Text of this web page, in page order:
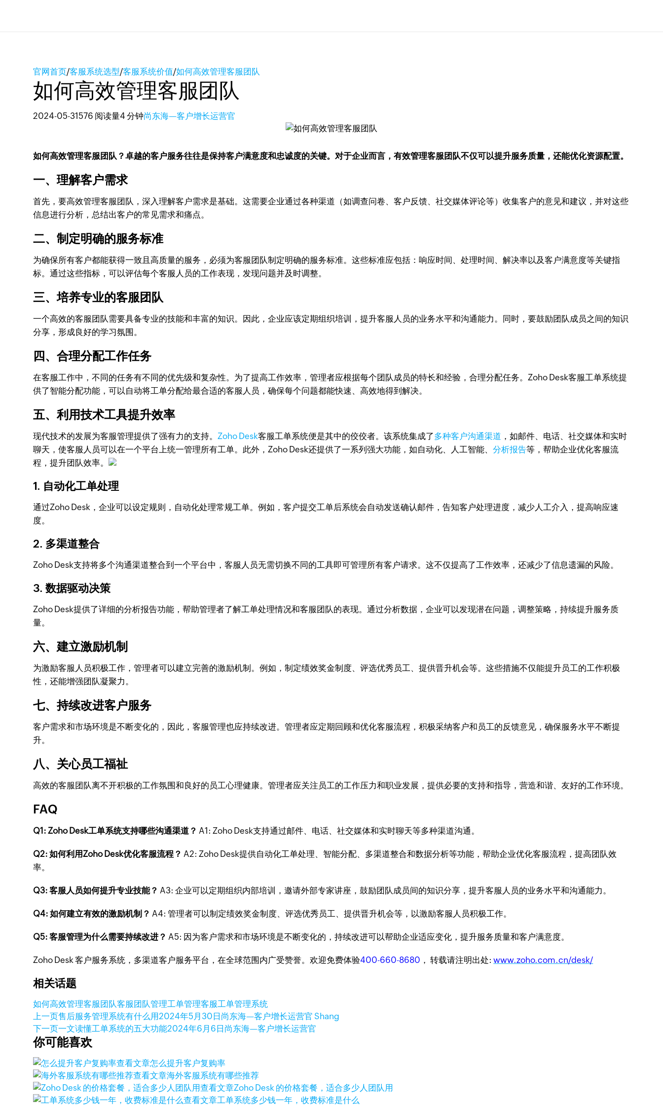
官网首页/客服系统选型/客服系统价值/如何高效管理客服团队
如何高效管理客服团队
2024-05-31 576 阅读量4 分钟尚东海—客户增长运营官
如何高效管理客服团队？卓越的客户服务往往是保持客户满意度和忠诚度的关键。对于企业而言，有效管理客服团队不仅可以提升服务质量，还能优化资源配置。
一、理解客户需求
首先，要高效管理客服团队，深入理解客户需求是基础。这需要企业通过各种渠道（如调查问卷、客户反馈、社交媒体评论等）收集客户的意见和建议，并对这些
信息进行分析，总结出客户的常见需求和痛点。
二、制定明确的服务标准
为确保所有客户都能获得一致且高质量的服务，必须为客服团队制定明确的服务标准。这些标准应包括：响应时间、处理时间、解决率以及客户满意度等关键指
标。通过这些指标，可以评估每个客服人员的工作表现，发现问题并及时调整。
三、培养专业的客服团队
一个高效的客服团队需要具备专业的技能和丰富的知识。因此，企业应该定期组织培训，提升客服人员的业务水平和沟通能力。同时，要鼓励团队成员之间的知识
分享，形成良好的学习氛围。
四、合理分配工作任务
在客服工作中，不同的任务有不同的优先级和复杂性。为了提高工作效率，管理者应根据每个团队成员的特长和经验，合理分配任务。Zoho Desk客服工单系统提
供了智能分配功能，可以自动将工单分配给最合适的客服人员，确保每个问题都能快速、高效地得到解决。
五、利用技术工具提升效率
现代技术的发展为客服管理提供了强有力的支持。Zoho Desk客服工单系统便是其中的佼佼者。该系统集成了多种客户沟通渠道 ，如邮件、电话、社交媒体和实时
聊天，使客服人员可以在一个平台上统一管理所有工单。此外，Zoho Desk还提供了一系列强大功能，如自动化、人工智能、分析报告等，帮助企业优化客服流
程，提升团队效率。
1. 自动化工单处理
通过Zoho Desk，企业可以设定规则，自动化处理常规工单。例如，客户提交工单后系统会自动发送确认邮件，告知客户处理进度，减少人工介入，提高响应速
度。
2. 多渠道整合
Zoho Desk支持将多个沟通渠道整合到一个平台中，客服人员无需切换不同的工具即可管理所有客户请求。这不仅提高了工作效率，还减少了信息遗漏的风险。
3. 数据驱动决策
Zoho Desk提供了详细的分析报告功能，帮助管理者了解工单处理情况和客服团队的表现。通过分析数据，企业可以发现潜在问题，调整策略，持续提升服务质
量。
六、建立激励机制
为激励客服人员积极工作，管理者可以建立完善的激励机制。例如，制定绩效奖金制度、评选优秀员工、提供晋升机会等。这些措施不仅能提升员工的工作积极
性，还能增强团队凝聚力。
七、持续改进客户服务
客户需求和市场环境是不断变化的，因此，客服管理也应持续改进。管理者应定期回顾和优化客服流程，积极采纳客户和员工的反馈意见，确保服务水平不断提
升。
八、关心员工福祉
高效的客服团队离不开积极的工作氛围和良好的员工心理健康。管理者应关注员工的工作压力和职业发展，提供必要的支持和指导，营造和谐、友好的工作环境。
FAQ
Q1: Zoho Desk工单系统支持哪些沟通渠道？A1: Zoho Desk支持通过邮件、电话、社交媒体和实时聊天等多种渠道沟通。
Q2: 如何利用Zoho Desk优化客服流程？A2: Zoho Desk提供自动化工单处理、智能分配、多渠道整合和数据分析等功能，帮助企业优化客服流程，提高团队效
率。
Q3: 客服人员如何提升专业技能？A3: 企业可以定期组织内部培训，邀请外部专家讲座，鼓励团队成员间的知识分享，提升客服人员的业务水平和沟通能力。
Q4: 如何建立有效的激励机制？A4: 管理者可以制定绩效奖金制度、评选优秀员工、提供晋升机会等，以激励客服人员积极工作。
Q5: 客服管理为什么需要持续改进？A5: 因为客户需求和市场环境是不断变化的，持续改进可以帮助企业适应变化，提升服务质量和客户满意度。
Zoho Desk 客户服务系统，多渠道客户服务平台，在全球范围内广受赞誉。欢迎免费体验400-660-8680 ， 转载请注明出处:www.zoho.com.cn/desk/
相关话题
如何高效管理客服团队客服团队管理工单管理客服工单管理系统
上一页售后服务管理系统有什么用2024年5月30日 尚东海—客户增长运营官 Shang
下一页一文读懂工单系统的五大功能2024年6月6日 尚东海—客户增长运营官
你可能喜欢
查看文章怎么提升客户复购率
查看文章海外客服系统有哪些推荐
查看文章Zoho Desk 的价格套餐，适合多少人团队用
查看文章工单系统多少钱一年，收费标准是什么